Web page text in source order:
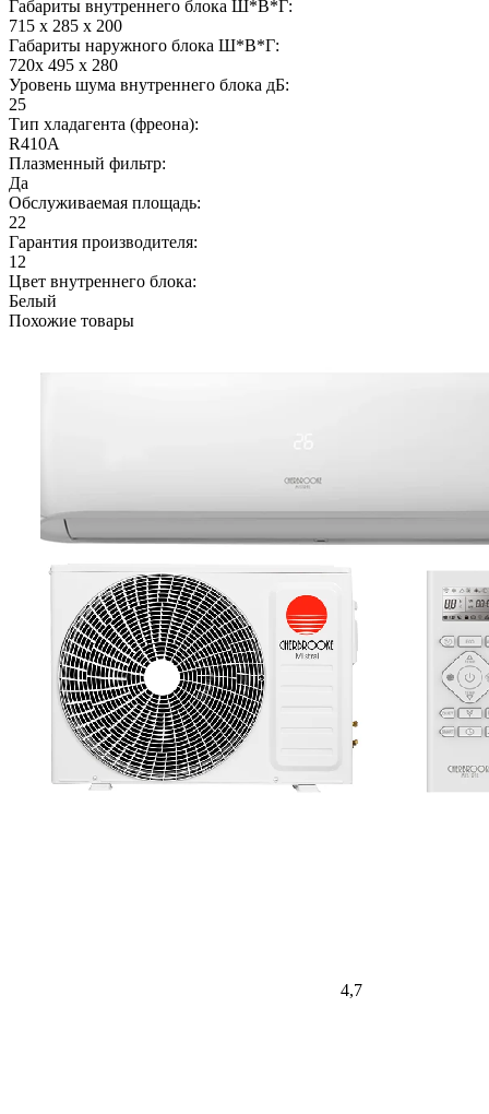
Габариты внутреннего блока Ш*В*Г:
715 x 285 x 200
Габариты наружного блока Ш*В*Г:
720x 495 x 280
Уровень шума внутреннего блока дБ:
25
Тип хладагента (фреона):
R410A
Плазменный фильтр:
Да
Обслуживаемая площадь:
22
Гарантия производителя:
12
Цвет внутреннего блока:
Белый
Похожие товары
4,7